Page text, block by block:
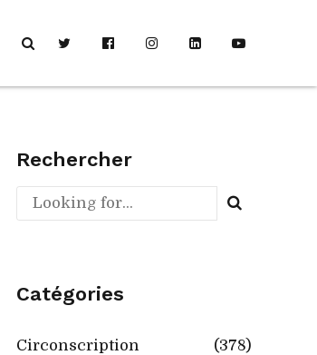
Rechercher
Catégories
Circonscription (378)